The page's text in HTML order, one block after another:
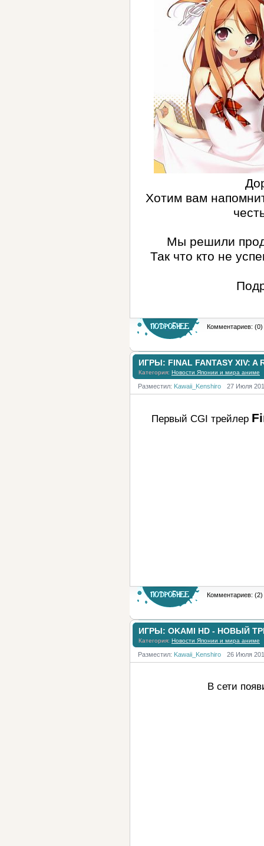
Хотим вам
Мы решили
Так что кто не
Комментариев: (0)
ИГРЫ: FINAL FANTASY XIV: A
Категория: Новости Японии и мира аниме
Разместил: Kawaii_Kenshiro 27 Июля
Первый CGI трейлер
Комментариев: (2)
ИГРЫ: OKAMI HD - НОВЫЙ
Категория: Новости Японии и мира аниме
Разместил: Kawaii_Kenshiro 26 Июля
В сети